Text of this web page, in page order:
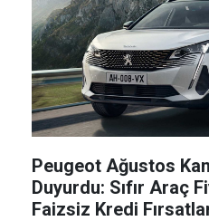
Peugeot Ağustos
Duyurdu: Sıfır Araç
Faizsiz Kredi